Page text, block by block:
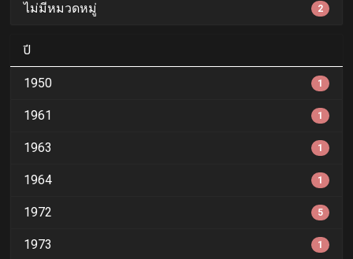
ไม่มีหมวดหมู่ 2
ปี
1950 1
1961 1
1963 1
1964 1
1972 5
1973 1